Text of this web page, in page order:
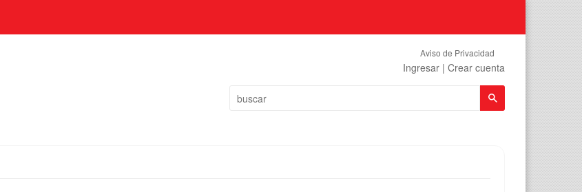
Aviso de Privacidad
Ingresar| Crear cuenta
Buscar